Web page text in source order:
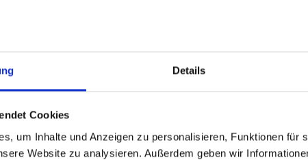
Details
Cookies
um Inhalte und Anzeigen zu personalisieren, Funktionen für
Website zu analysieren. Außerdem geben wir